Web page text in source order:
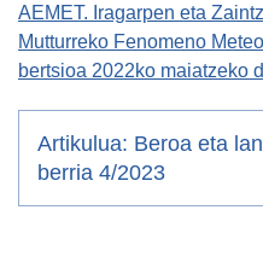
AEMET. Iragarpen eta
Mutturreko Fenomeno
bertsioa 2022ko maiatzeko
Artikulua: Beroa eta
berria 4/2023